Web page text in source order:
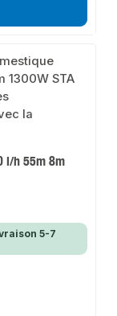
l/h 55m 8m
5-7